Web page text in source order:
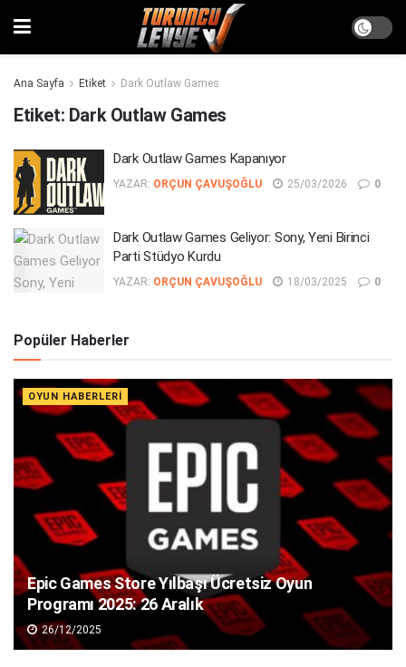
Ana Sayfa Etiket Dark Outlaw Games
Etiket: Dark Outlaw Games
Dark Outlaw Games Kapanıyor
YAZAR: ORÇUN ÇAVUŞOĞLU 25/03/2026 0
Dark Outlaw Games Geliyor: Sony, Yeni Birinci
Parti Stüdyo Kurdu
YAZAR: ORÇUN ÇAVUŞOĞLU 18/03/2025 0
Popüler Haberler
OYUN HABERLERI
Epic Games Store Yılbaşı Ücretsiz Oyun
Programı 2025: 26 Aralık
26/12/2025